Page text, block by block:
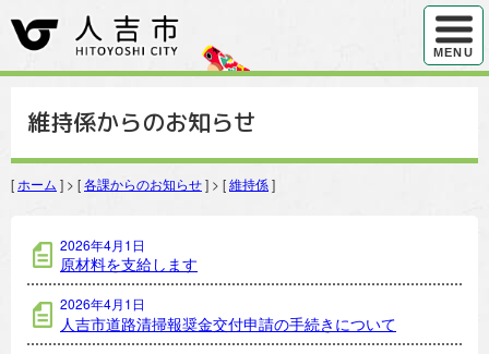
ハンバ
MENU
維持係からのお知らせ
[ ホーム ] > [各課からのお知らせ] > [維持係]
維持係の記事一覧
2026年4月1日
原材料を支給します
2026年4月1日
人吉市道路清掃報奨金交付申請の手続きについて